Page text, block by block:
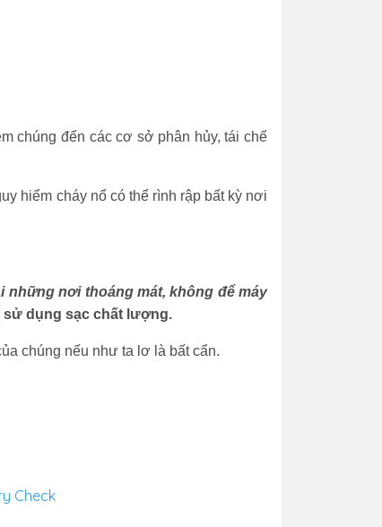
chúng đến các cơ sở phân hủy, tái chế
hiểm cháy nổ có thể rình rập bất kỳ nơi
những nơi thoáng mát, không để máy
sử dụng sạc chất lượng.
chúng nếu như ta lơ là bất cẩn.
Check